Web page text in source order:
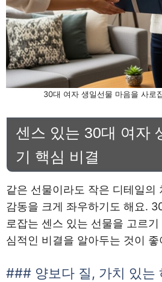
30대 여자 생일선물 마음을 사로
센스 있는 30대 여자
기 핵심 비결
같은 선물이라도 작은 디테일의
감동을 크게 좌우하기도 해요.
로잡는 센스 있는 선물을 고르
심적인 비결을 알아두는 것이 좋
### 양보다 질, 가치 있는